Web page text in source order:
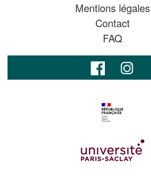
Mentions légales
Contact
FAQ